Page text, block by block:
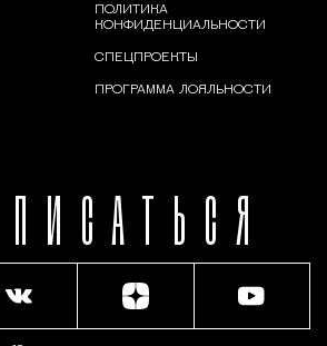
ПОЛИТИКА
КОНФИДЕНЦИАЛЬНОСТИ
СПЕЦПРОЕКТЫ
ПРОГРАММА ЛОЯЛЬНОСТИ